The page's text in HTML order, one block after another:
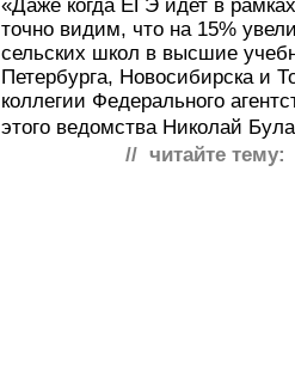
«Даже когда ЕГЭ идет в
точно видим, что на 15%
сельских школ в высшие
Петербурга, Новосибирска и
коллегии Федерального
этого ведомства Николай
// читайте тему: